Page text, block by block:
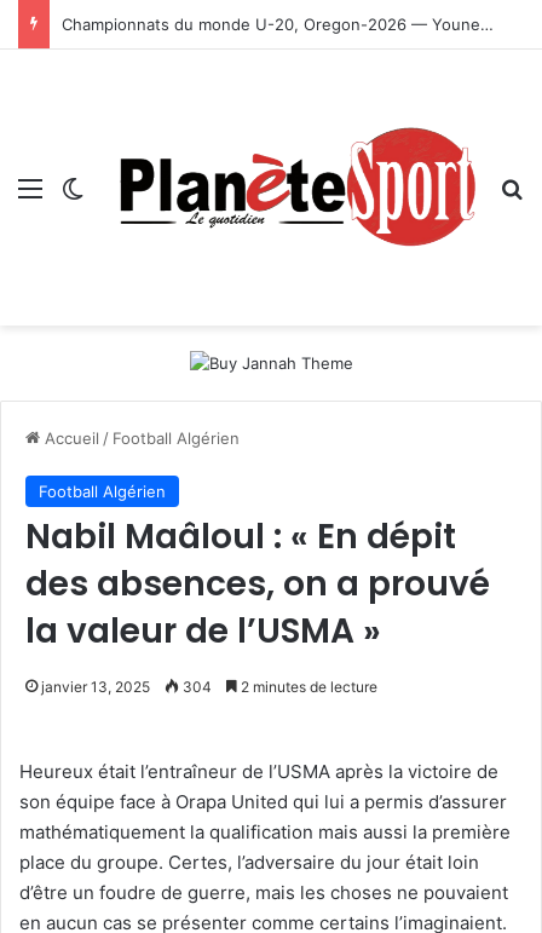
Championnats du monde U-20, Oregon-2026 — Younes Ayachi décroche la médaille d’or
Menu Switch skin
Accueil / Football Algérien
Football Algérien
Nabil Maâloul : « En dépit
des absences, on a prouvé
la valeur de l’USMA »
janvier 13, 2025 304 2 minutes de lecture
Heureux était l’entraîneur de l’USMA après la victoire de
son équipe face à Orapa United qui lui a permis d’assurer
mathématiquement la qualification mais aussi la première
place du groupe. Certes, l’adversaire du jour était loin
d’être un foudre de guerre, mais les choses ne pouvaient
en aucun cas se présenter comme certains l’imaginaient.